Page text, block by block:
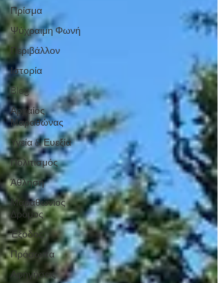
Πρίσμα
Ψύχραιμη Φωνή
Περιβάλλον
Ιστορία
Blog
Αρχαίος
Μαραθώνας
Υγεία & Ευεξία
Πολιτισμός
Άθληση
Μαραθώνιος
Δρόμος
Έξοδος
Πρόσωπα
Αφηγήσεις